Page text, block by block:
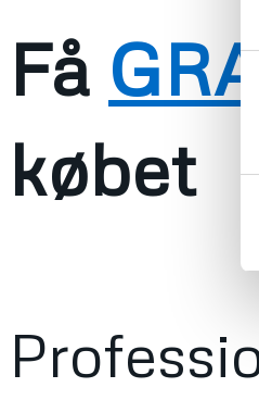
Få
købet